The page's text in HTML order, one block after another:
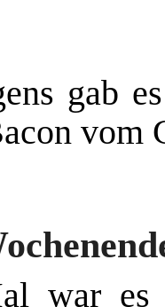
gab
vom
war es